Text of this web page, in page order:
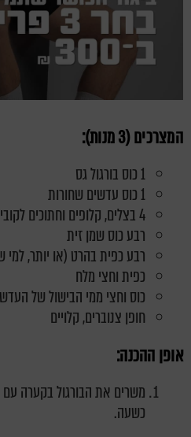
המצרכים (3 מנות):
1 כוס בורגולגס
1 כוס עדשים שחורות
4 בצלים, קלופים וחתוכים לקוביות קטנות
רבע כוס שמן זית
רבע כפיתבהרט (או יותר,
כפית וחצי מלח
כוס וחצי ממי הבישול של
חופן צנוברים, קלויים
אופן ההכנה:
משרים את הבורגול בקערה
כשעה.